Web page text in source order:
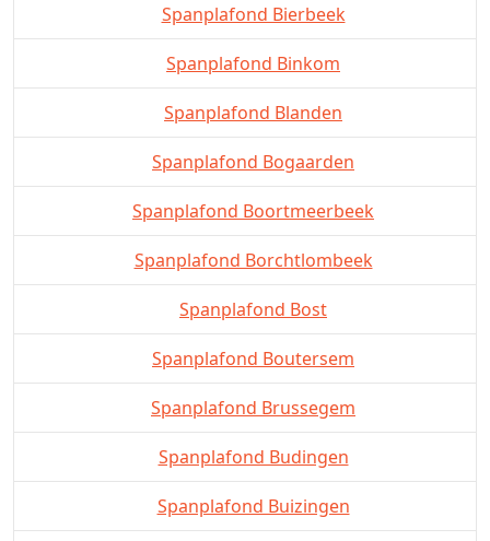
Spanplafond Bierbeek
Spanplafond Binkom
Spanplafond Blanden
Spanplafond Bogaarden
Spanplafond Boortmeerbeek
Spanplafond Borchtlombeek
Spanplafond Bost
Spanplafond Boutersem
Spanplafond Brussegem
Spanplafond Budingen
Spanplafond Buizingen